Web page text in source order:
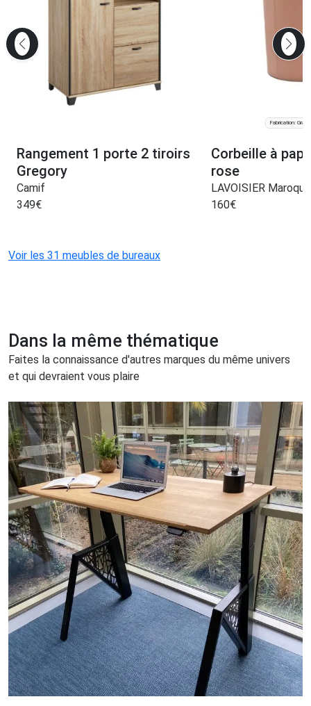
Rangement 1 porte 2 tiroirs
Gregory
Camif
349€
Fabrication:
Corbeille à
rose
LAVOISIER
160€
Voir les 31 meubles de bureaux
Dans la même thématique
Faites la connaissance d'autres marques du même univers
et qui devraient vous plaire